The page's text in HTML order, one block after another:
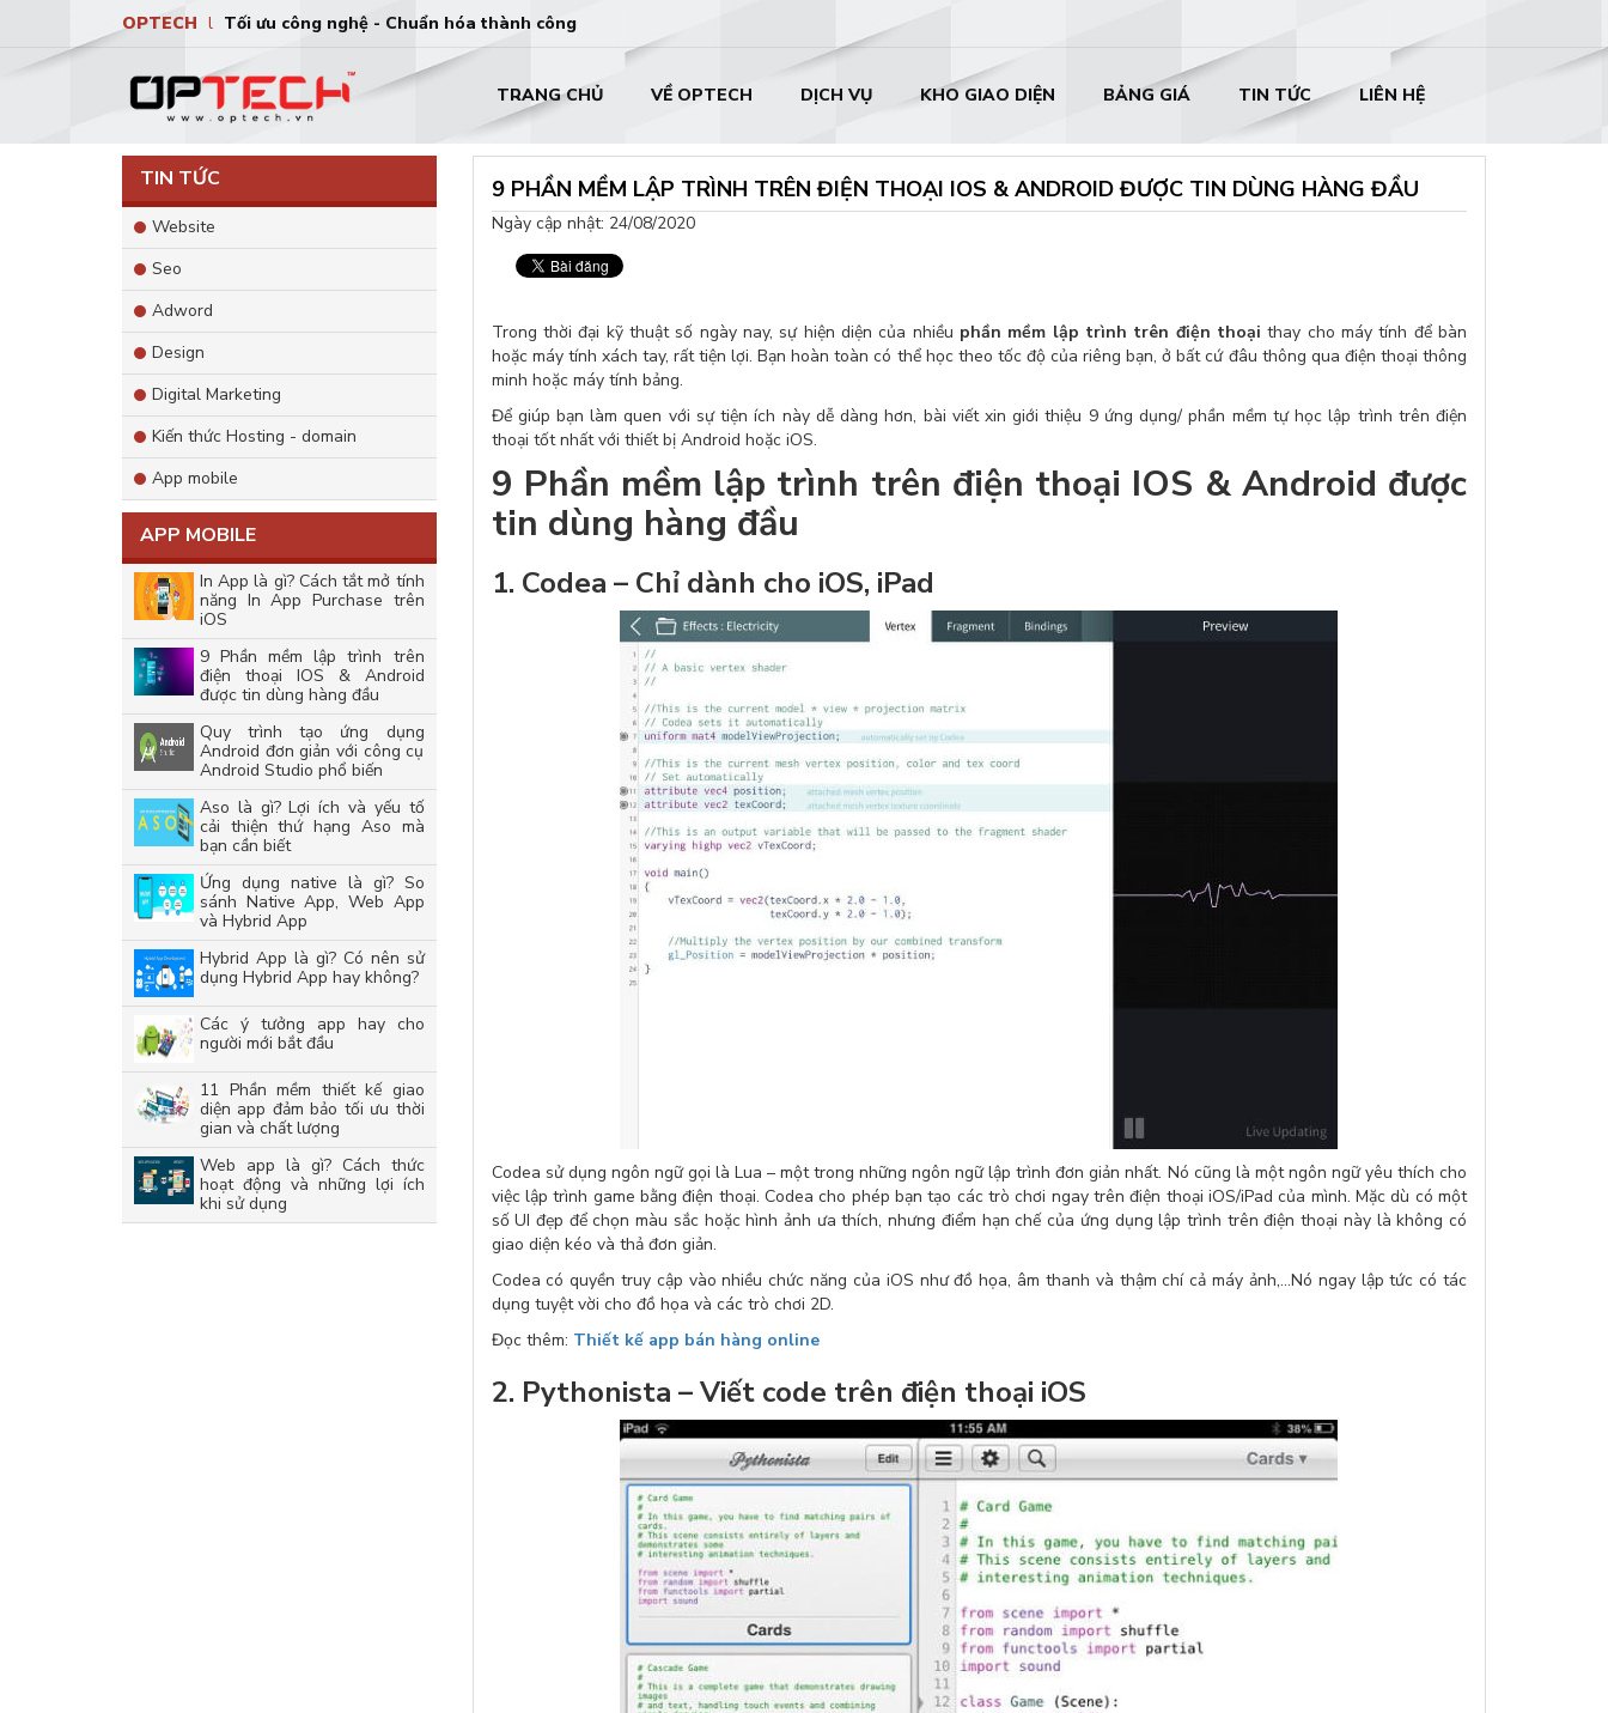
OPTECH l Tối ưu công nghệ - Chuẩn hóa thành công
TRANG CHỦ VỀ OPTECH DỊCH VỤ KHO GIAO DIỆN BẢNG GIÁ TIN TỨC LIÊN HỆ
9 PHẦN MỀM LẬP TRÌNH TRÊN ĐIỆN THOẠI IOS & ANDROID ĐƯỢC TIN DÙNG HÀNG ĐẦU
Ngày cập nhật: 24/08/2020
Trong thời đại kỹ thuật số ngày nay, sự hiện diện của nhiều phần mềm lập trình trên điện thoại thay cho máy tính để bàn
hoặc máy tính xách tay, rất tiện lợi. Bạn hoàn toàn có thể học theo tốc độ của riêng bạn, ở bất cứ đâu thông qua điện thoại thông
minh hoặc máy tính bảng.
Để giúp bạn làm quen với sự tiện ích này dễ dàng hơn, bài viết xin giới thiệu 9 ứng dụng/ phần mềm tự học lập trình trên điện
thoại tốt nhất với thiết bị Android hoặc iOS.
9 Phần mềm lập trình trên điện thoại IOS & Android được
tin dùng hàng đầu
1. Codea – Chỉ dành cho iOS, iPad
Codea sử dụng ngôn ngữ gọi là Lua – một trong những ngôn ngữ lập trình đơn giản nhất. Nó cũng là một ngôn ngữ yêu thích cho
việc lập trình game bằng điện thoại. Codea cho phép bạn tạo các trò chơi ngay trên điện thoại iOS/iPad của mình. Mặc dù có một
số UI đẹp để chọn màu sắc hoặc hình ảnh ưa thích, nhưng điểm hạn chế của ứng dụng lập trình trên điện thoại này là không có
giao diện kéo và thả đơn giản.
Codea có quyền truy cập vào nhiều chức năng của iOS như đồ họa, âm thanh và thậm chí cả máy ảnh,…Nó ngay lập tức có tác
dụng tuyệt vời cho đồ họa và các trò chơi 2D.
Đọc thêm: Thiết kế app bán hàng online
2. Pythonista – Viết code trên điện thoại iOS
TIN TỨC
Website
Seo
Adword
Design
Digital Marketing
Kiến thức Hosting - domain
App mobile
APP MOBILE
In App là gì? Cách tắt mở tính
năng In App Purchase trên
iOS
9 Phần mềm lập trình trên
điện thoại IOS & Android
được tin dùng hàng đầu
Quy trình tạo ứng dụng
Android đơn giản với công cụ
Android Studio phổ biến
Aso là gì? Lợi ích và yếu tố
cải thiện thứ hạng Aso mà
bạn cần biết
Ứng dụng native là gì? So
sánh Native App, Web App
và Hybrid App
Hybrid App là gì? Có nên sử
dụng Hybrid App hay không?
Các ý tưởng app hay cho
người mới bắt đầu
11 Phần mềm thiết kế giao
diện app đảm bảo tối ưu thời
gian và chất lượng
Web app là gì? Cách thức
hoạt động và những lợi ích
khi sử dụng